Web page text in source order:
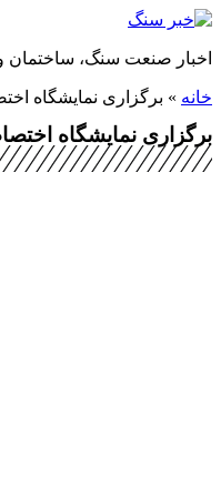
پرش
محتوا
اخبار صنعت سنگ، ساختمان
خانه » برگزاری نمایشگاه
برگزاری نمایشگاه